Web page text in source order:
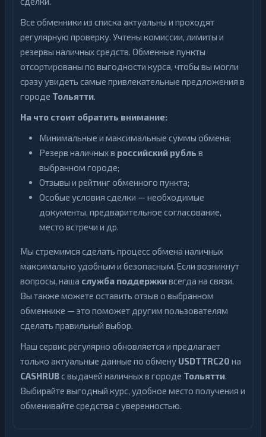
Все обменники из списка актуальны и проходят
регулярную проверку. Учтены комиссии, лимиты и
резервы наличных средств. Обменные пункты
отсортированы по выгодности курса, чтобы вы могли
сразу увидеть самые привлекательные предложения в
городе Тольятти.
На что стоит обратить внимание:
Минимальные и максимальные суммы обмена;
Резерв наличных в российский рубль в
выбранном городе;
Отзывы и рейтинг обменного пункта;
Особые условия сделки — необходимые
документы, предварительное согласование,
место встречи и др.
Мы стремимся сделать процесс обмена наличных
максимально удобным и безопасным. Если возникнут
вопросы, наша служба поддержкивсегда на связи.
Вы также можете оставить отзыв о выбранном
обменнике — это поможет другим пользователям
сделать правильный выбор.
Наш сервис регулярно обновляется и предлагает
только актуальные данные по обмену USDTTRC20 на
CASHRUBс выдачей наличных в городе Тольятти.
Выбирайте выгодный курс, удобное место получения и
обменивайте средства с уверенностью.